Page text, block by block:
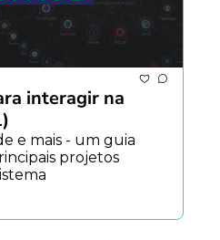
interagir na
e mais - um guia
projetos